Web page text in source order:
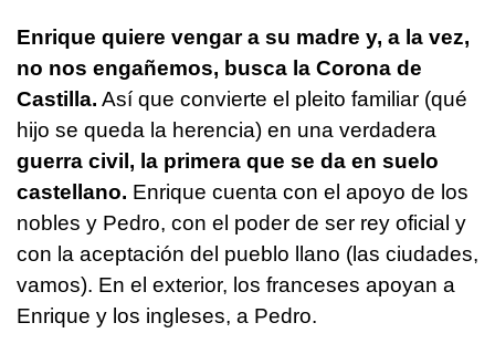
Enrique quiere vengar a su madre y, a la vez,
no nos engañemos, busca la Corona de
Castilla. Así que convierte el pleito familiar (qué
hijo se queda la herencia) en una verdadera
guerra civil, la primera que se da en suelo
castellano. Enrique cuenta con el apoyo de los
nobles y Pedro, con el poder de ser rey oficial y
con la aceptación del pueblo llano (las ciudades,
vamos). En el exterior, los franceses apoyan a
Enrique y los ingleses, a Pedro.